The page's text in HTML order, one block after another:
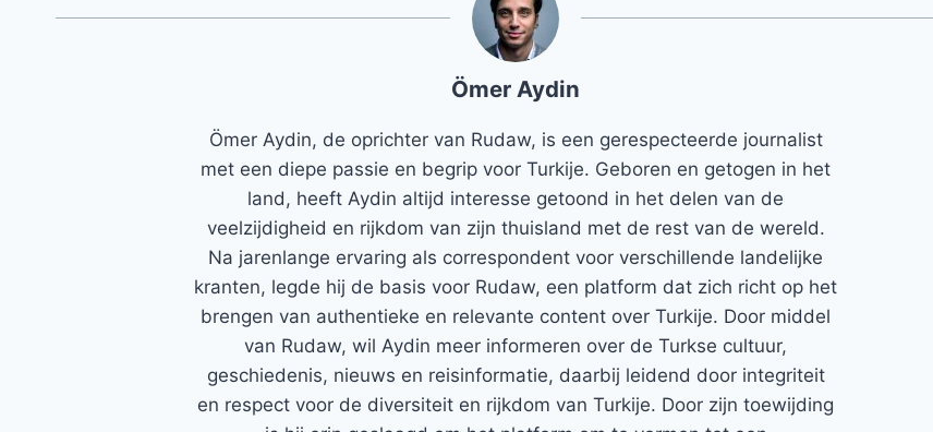
Ömer Aydin
Ömer Aydin, de oprichter van Rudaw, is een gerespecteerde journalist
met een diepe passie en begrip voor Turkije. Geboren en getogen in het
land, heeft Aydin altijd interesse getoond in het delen van de
veelzijdigheid en rijkdom van zijn thuisland met de rest van de wereld.
Na jarenlange ervaring als correspondent voor verschillende landelijke
kranten, legde hij de basis voor Rudaw, een platform dat zich richt op het
brengen van authentieke en relevante content over Turkije. Door middel
van Rudaw, wil Aydin meer informeren over de Turkse cultuur,
geschiedenis, nieuws en reisinformatie, daarbij leidend door integriteit
en respect voor de diversiteit en rijkdom van Turkije. Door zijn toewijding